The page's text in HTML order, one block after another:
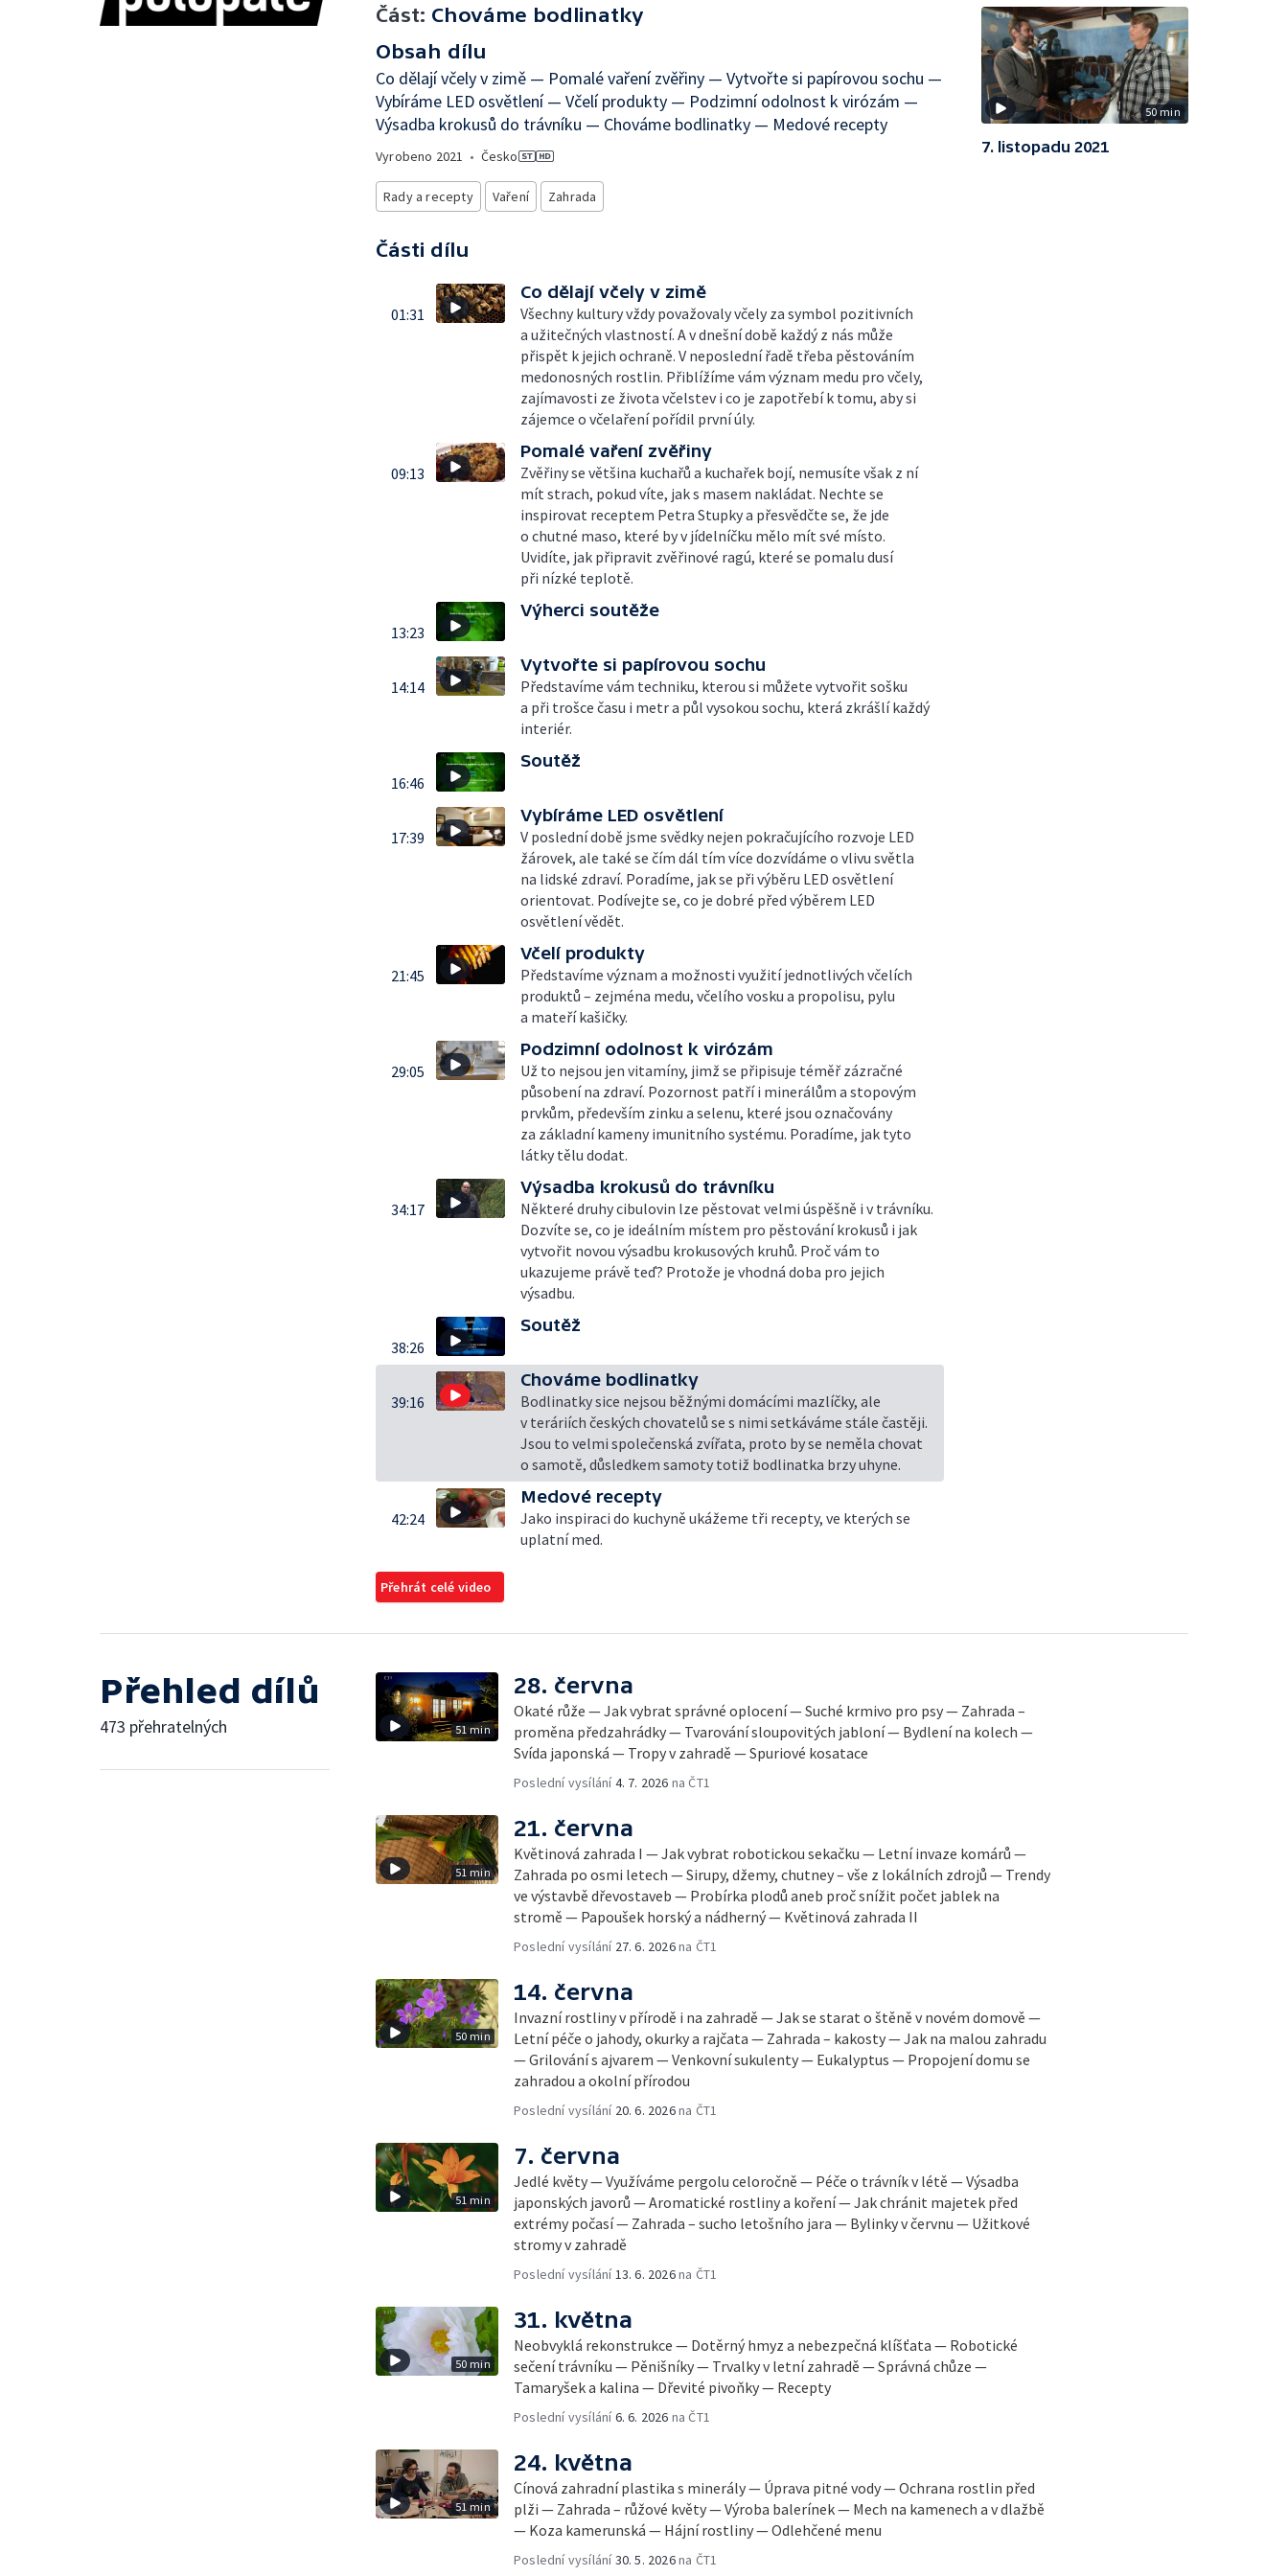
Část: Chováme bodlinatky
Obsah dílu
Co dělají včely v zimě — Pomalé vaření zvěřiny — Vytvořte si papírovou sochu —
Vybíráme LED osvětlení — Včelí produkty — Podzimní odolnost k virózám —
Výsadba krokusů do trávníku — Chováme bodlinatky — Medové recepty
Vyrobeno 2021 • Česko
Rady a recepty Vaření Zahrada
Části dílu
01:31
Co dělají včely v zimě
Všechny kultury vždy považovaly včely za symbol pozitivních
a užitečných vlastností. A v dnešní době každý z nás může
přispět k jejich ochraně. V neposlední řadě třeba pěstováním
medonosných rostlin. Přiblížíme vám význam medu pro včely,
zajímavosti ze života včelstev i co je zapotřebí k tomu, aby si
zájemce o včelaření pořídil první úly.
09:13
Pomalé vaření zvěřiny
Zvěřiny se většina kuchařů a kuchařek bojí, nemusíte však z ní
mít strach, pokud víte, jak s masem nakládat. Nechte se
inspirovat receptem Petra Stupky a přesvědčte se, že jde
o chutné maso, které by v jídelníčku mělo mít své místo.
Uvidíte, jak připravit zvěřinové ragú, které se pomalu dusí
při nízké teplotě.
13:23
Výherci soutěže
14:14
Vytvořte si papírovou sochu
Představíme vám techniku, kterou si můžete vytvořit sošku
a při trošce času i metr a půl vysokou sochu, která zkrášlí každý
interiér.
16:46
Soutěž
17:39
Vybíráme LED osvětlení
V poslední době jsme svědky nejen pokračujícího rozvoje LED
žárovek, ale také se čím dál tím více dozvídáme o vlivu světla
na lidské zdraví. Poradíme, jak se při výběru LED osvětlení
orientovat. Podívejte se, co je dobré před výběrem LED
osvětlení vědět.
21:45
Včelí produkty
Představíme význam a možnosti využití jednotlivých včelích
produktů – zejména medu, včelího vosku a propolisu, pylu
a mateří kašičky.
29:05
Podzimní odolnost k virózám
Už to nejsou jen vitamíny, jimž se připisuje téměř zázračné
působení na zdraví. Pozornost patří i minerálům a stopovým
prvkům, především zinku a selenu, které jsou označovány
za základní kameny imunitního systému. Poradíme, jak tyto
látky tělu dodat.
34:17
Výsadba krokusů do trávníku
Některé druhy cibulovin lze pěstovat velmi úspěšně i v trávníku.
Dozvíte se, co je ideálním místem pro pěstování krokusů i jak
vytvořit novou výsadbu krokusových kruhů. Proč vám to
ukazujeme právě teď? Protože je vhodná doba pro jejich
výsadbu.
38:26
Soutěž
39:16
Chováme bodlinatky
Bodlinatky sice nejsou běžnými domácími mazlíčky, ale
v teráriích českých chovatelů se s nimi setkáváme stále častěji.
Jsou to velmi společenská zvířata, proto by se neměla chovat
o samotě, důsledkem samoty totiž bodlinatka brzy uhyne.
42:24
Medové recepty
Jako inspiraci do kuchyně ukážeme tři recepty, ve kterých se
uplatní med.
Přehrát celé video
50 min
7. listopadu 2021
Přehled dílů
473 přehratelných 51 min
28. června
Okaté růže — Jak vybrat správné oplocení — Suché krmivo pro psy — Zahrada –
proměna předzahrádky — Tvarování sloupovitých jabloní — Bydlení na kolech —
Svída japonská — Tropy v zahradě — Spuriové kosatace
Poslední vysílání4. 7. 2026 na ČT1
51 min
21. června
Květinová zahrada I — Jak vybrat robotickou sekačku — Letní invaze komárů —
Zahrada po osmi letech — Sirupy, džemy, chutney – vše z lokálních zdrojů — Trendy
ve výstavbě dřevostaveb — Probírka plodů aneb proč snížit počet jablek na
stromě — Papoušek horský a nádherný — Květinová zahrada II
Poslední vysílání 27. 6. 2026na ČT1
50 min
14. června
Invazní rostliny v přírodě i na zahradě — Jak se starat o štěně v novém domově —
Letní péče o jahody, okurky a rajčata — Zahrada – kakosty — Jak na malou zahradu
— Grilování s ajvarem — Venkovní sukulenty — Eukalyptus — Propojení domu se
zahradou a okolní přírodou
Poslední vysílání 20. 6. 2026na ČT1
51 min
7. června
Jedlé květy — Využíváme pergolu celoročně — Péče o trávník v létě — Výsadba
japonských javorů — Aromatické rostliny a koření — Jak chránit majetek před
extrémy počasí — Zahrada – sucho letošního jara — Bylinky v červnu — Užitkové
stromy v zahradě
Poslední vysílání13. 6. 2026na ČT1
50 min
31. května
Neobvyklá rekonstrukce — Dotěrný hmyz a nebezpečná klíšťata — Robotické
sečení trávníku — Pěnišníky — Trvalky v letní zahradě — Správná chůze —
Tamaryšek a kalina — Dřevité pivoňky — Recepty
Poslední vysílání6. 6. 2026 na ČT1
51 min
24. května
Cínová zahradní plastika s minerály — Úprava pitné vody — Ochrana rostlin před
plži — Zahrada – růžové květy — Výroba balerínek — Mech na kamenech a v dlažbě
— Koza kamerunská — Hájní rostliny — Odlehčené menu
Poslední vysílání30. 5. 2026na ČT1